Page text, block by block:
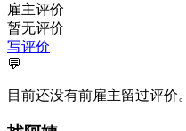
雇主评价
暂无评价
写评价
💬
目前还没有前雇主留过评价。